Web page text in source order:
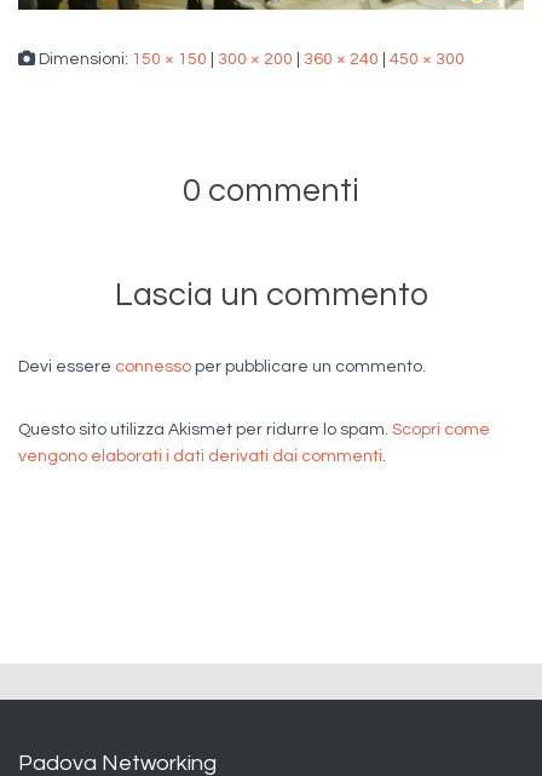
Dimensioni: 150 × 150 300 × 200 360 × 240 450 × 300
0 commenti
Lascia un commento
Devi essere connesso per pubblicare un commento.
Questo sito utilizza Akismet per ridurre lo spam. Scopri come
vengono elaborati i dati derivati dai commenti
Padova Networking